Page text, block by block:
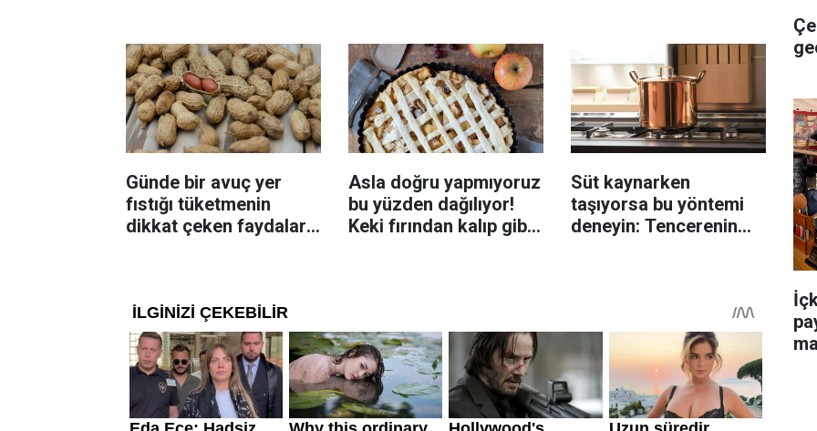
Günde bir avuç yer
fıstığı tüketmenin
dikkat çeken faydaları:
Asla doğru yapmıyoruz
bu yüzden dağılıyor!
Keki fırından kalıp gibi
Süt kaynarken
taşıyorsa bu yöntemi
deneyin: Tencerenin